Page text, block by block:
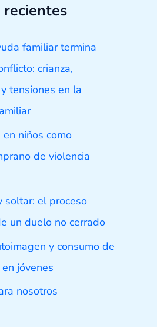
familiar termina
crianza,
tensiones en la
en niños como
de violencia
soltar: el proceso
un duelo no cerrado
y consumo de
jóvenes
nosotros